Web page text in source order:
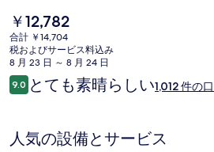
ク
サ
ン
ダ
プ
分、アレクサンダープラッツ ステーシ
セ トラム ストップまでは 3 分です。
現
在
の
料
金
は
す
￥12,782
合計 ￥14,704
税およびサービス料込み
8 月 23 日 ～ 8 月 24 日
口
コ
9.010段階中9.0
とても素晴らしい1,012 件の
人気の設備とサービス